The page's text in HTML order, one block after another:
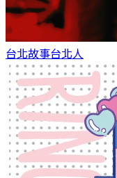
台北故事台北人